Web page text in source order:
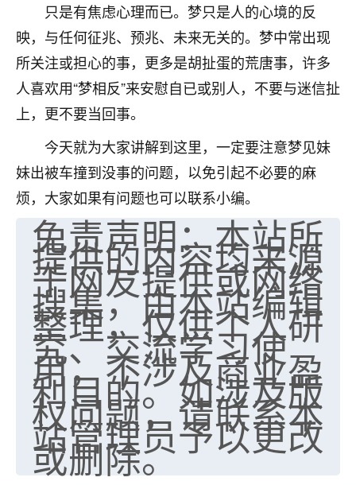
只是有焦虑心理而已。梦只是人的心境的反
映，与任何征兆、预兆、未来无关的。梦中常出现
所关注或担心的事，更多是胡扯蛋的荒唐事，许多
人喜欢用“梦相反”来安慰自已或别人，不要与迷信扯
上，更不要当回事。
今天就为大家讲解到这里，一定要注意梦见妹
妹出被车撞到没事的问题，以免引起不必要的麻
烦，大家如果有问题也可以联系小编。
免责声明：本站所
提供的内容均来源
于网友提供或网络
搜集，由本站编辑
整理，仅供个人研
究、交流学习使
用，不涉及商业盈
利目的。如涉及版
权问题，请联系本
站管理员予以更改
或删除。
七零老顽童：我母亲前年离世，刚开始我经常
做梦梦见她，后来也是朋友介绍，找到慧来老
师，安排了超度法事，做梦再也没有梦到过
了，一开始是半信半疑的，图个心安，给亡母
超度，现在看来，人不信也不行。
优秀的张同学
老师收徒吗？？我对这些很感兴趣
2天前 来自山西